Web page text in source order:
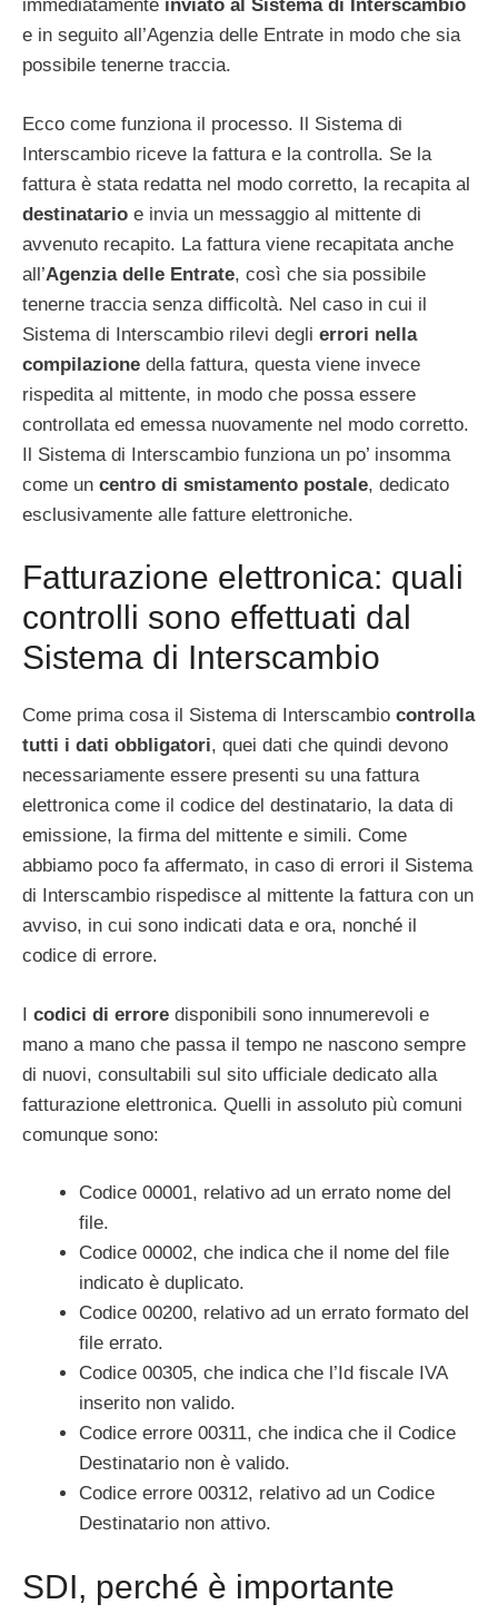
immediatamente inviato al Sistema di Interscambio
e in seguito all’Agenzia delle Entrate in modo che sia
possibile tenerne traccia.
Ecco come funziona il processo. Il Sistema di
Interscambio riceve la fattura e la controlla. Se la
fattura è stata redatta nel modo corretto, la recapita al
destinatario e invia un messaggio al mittente di
avvenuto recapito. La fattura viene recapitata anche
all’Agenzia delle Entrate, così che sia possibile
tenerne traccia senza difficoltà. Nel caso in cui il
Sistema di Interscambio rilevi degli errori nella
compilazione della fattura, questa viene invece
rispedita al mittente, in modo che possa essere
controllata ed emessa nuovamente nel modo corretto.
Il Sistema di Interscambio funziona un po’ insomma
come un centro di smistamento postale, dedicato
esclusivamente alle fatture elettroniche.
Fatturazione elettronica: quali
controlli sono effettuati dal
Sistema di Interscambio
Come prima cosa il Sistema di Interscambio controlla
tutti i dati obbligatori, quei dati che quindi devono
necessariamente essere presenti su una fattura
elettronica come il codice del destinatario, la data di
emissione, la firma del mittente e simili. Come
abbiamo poco fa affermato, in caso di errori il Sistema
di Interscambio rispedisce al mittente la fattura con un
avviso, in cui sono indicati data e ora, nonché il
codice di errore.
I codici di errore disponibili sono innumerevoli e
mano a mano che passa il tempo ne nascono sempre
di nuovi, consultabili sul sito ufficiale dedicato alla
fatturazione elettronica. Quelli in assoluto più comuni
comunque sono:
Codice 00001, relativo ad un errato nome del
file.
Codice 00002, che indica che il nome del file
indicato è duplicato.
Codice 00200, relativo ad un errato formato del
file errato.
Codice 00305, che indica che l’Id fiscale IVA
inserito non valido.
Codice errore 00311, che indica che il Codice
Destinatario non è valido.
Codice errore 00312, relativo ad un Codice
Destinatario non attivo.
SDI, perché è importante